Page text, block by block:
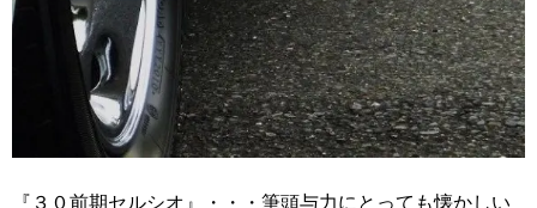
『３０前期セルシオ』・・・筆頭与力にとっても懐かしい